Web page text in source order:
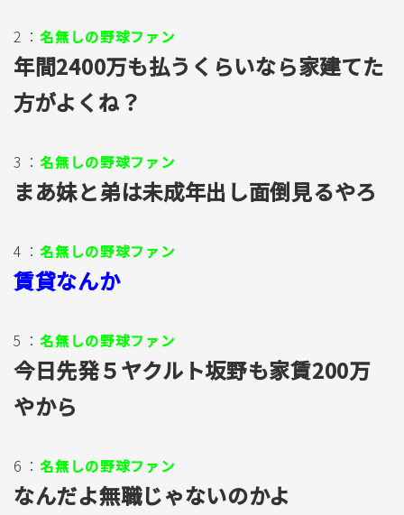
2 ：名無しの野球ファン
年間2400万も払うくらいなら家建てた
方がよくね？
3 ：名無しの野球ファン
まあ妹と弟は未成年出し面倒見るやろ
4 ：名無しの野球ファン
賃貸なんか
5 ：名無しの野球ファン
今日先発５ヤクルト坂野も家賃200万
やから
6 ：名無しの野球ファン
なんだよ無職じゃないのかよ